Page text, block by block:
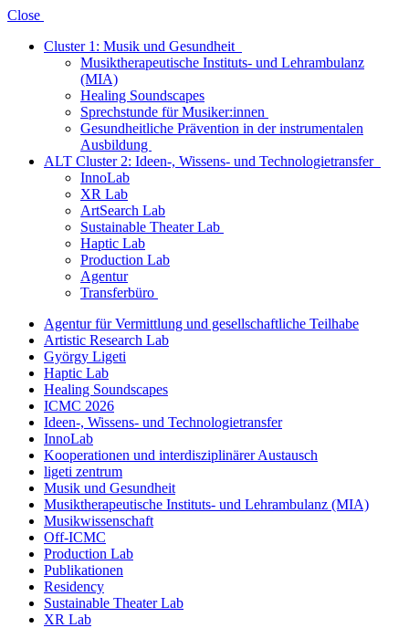
Close
Cluster 1: Musik und Gesundheit
Musiktherapeutische Instituts- und Lehrambulanz
(MIA)
Healing Soundscapes
Sprechstunde für Musiker:innen
Gesundheitliche Prävention in der instrumentalen
Ausbildung
ALT Cluster 2: Ideen-, Wissens- und Technologietransfer
InnoLab
XR Lab
ArtSearch Lab
Sustainable Theater Lab
Haptic Lab
Production Lab
Agentur
Transferbüro
Agentur für Vermittlung und gesellschaftliche Teilhabe
Artistic Research Lab
György Ligeti
Haptic Lab
Healing Soundscapes
ICMC 2026
Ideen-, Wissens- und Technologietransfer
InnoLab
Kooperationen und interdisziplinärer Austausch
ligeti zentrum
Musik und Gesundheit
Musiktherapeutische Instituts- und Lehrambulanz (MIA)
Musikwissenschaft
Off-ICMC
Production Lab
Publikationen
Residency
Sustainable Theater Lab
XR Lab